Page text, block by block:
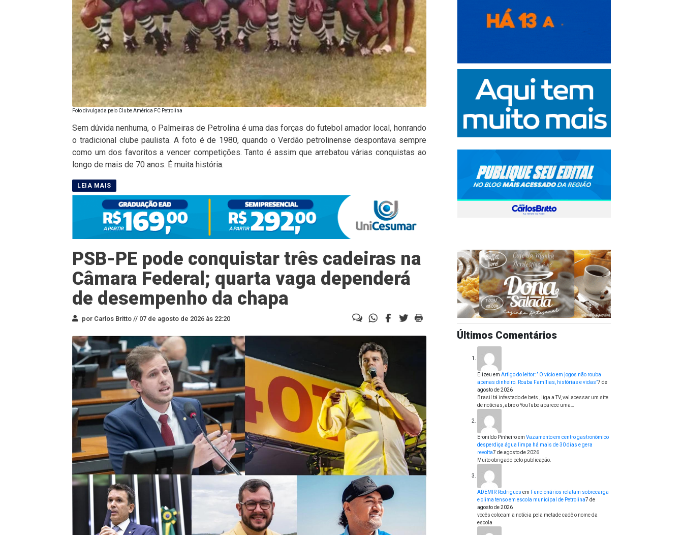
Foto divulgada pelo Clube América FC Petrolina
Sem dúvida nenhuma, o Palmeiras de Petrolina é uma das forças do futebol amador local, honrando
o tradicional clube paulista. A foto é de 1980, quando o Verdão petrolinense despontava sempre
como um dos favoritos a vencer competições. Tanto é assim que arrebatou várias conquistas ao
longo de mais de 70 anos. É muita história.
PSB-PE pode conquistar três cadeiras na
Câmara Federal; quarta vaga dependerá
de desempenho da chapa
por Carlos Britto // 07 de agosto de 2026 às 22:20
Últimos Comentários
Elizeu em Artigo do leitor: ” O vício em jogos não rouba
apenas dinheiro. Rouba Famílias, histórias e vidas”7 de
agosto de 2026
Brasil tá infestado de bets , liga a TV, vai acessar um site
de notícias, abre o YouTube aparece uma…
Eronildo Pinheiroem Vazamento em centro gastronômico
desperdiça água limpa há mais de 30 dias e gera
revolta7 de agosto de 2026
Muito obrigado pelo publicação.
ADEMIR Rodrigues em Funcionários relatam sobrecarga
e clima tenso em escola municipal de Petrolina7 de
agosto de 2026
vocês colocam a notícia pela metade cadê o nome da
escola